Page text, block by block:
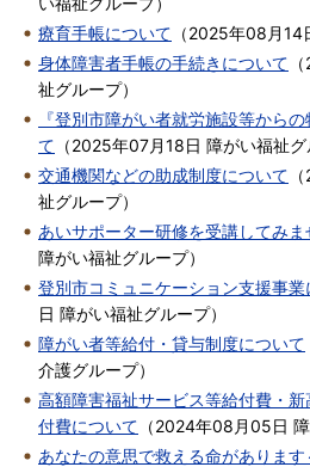
療育手帳について （2025年08月14
身体障害者手帳の手続きについて （
祉グループ）
『登別市障がい者就労施設等から
て （2025年07月18日 障がい福祉
交通機関などの助成制度について （
祉グループ）
あいサポーター研修を受講してみま
障がい福祉グループ）
登別市コミュニケーション支援事業
日 障がい福祉グループ）
障がい者等給付・貸与制度について
介護グループ）
高額障害福祉サービス等給付費・
付費について （2024年08月05日
あなたの意思で救える命があります